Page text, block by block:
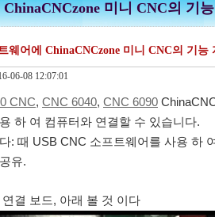
미니 CNC의 기
웨어에 ChinaCNCzone 미니 CNC의 기능
06-08 12:07:01
CNC, CNC 6040, CNC 6090
하 여 컴퓨터와 연결할 수 있습니다.
: 때 USB CNC 소프트웨어를 사용 하
유.
결 보드, 아래 볼 것 이다